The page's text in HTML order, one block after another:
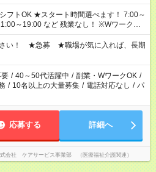
選べます！ 7:00～
など 残業なし！ ※Wワークの
わせ週40時間超の就業はご案内できませ
20時間以上勤務は社会保険への加入対象
遣法（日雇い派遣の原則禁止）により、
はご案内が難しい場合があります
さい！ ★急募 ★職場が気に入れば、長期
要 / 40～50代活躍中 / 副業・WワークOK /
/ 10名以上の大量募集 / 電話対応なし / パ
応募する 詳細へ
会社 ケアサービス事業部 （医療福祉介護関連）